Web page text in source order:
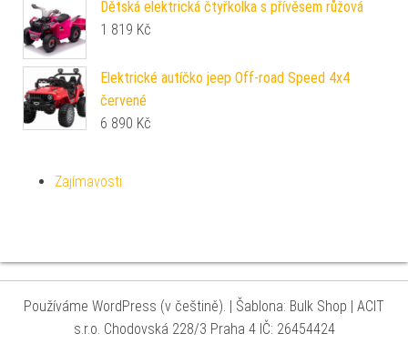
Dětská elektrická čtyřkolka s přívěsem růžová
1 819 Kč
Elektrické autíčko jeep Off-road Speed 4x4
červené
6 890 Kč
Zajímavosti
Používáme WordPress (v češtině). Šablona: Bulk Shop
| ACIT
s.r.o. Chodovská 228/3 Praha 4 IČ: 26454424